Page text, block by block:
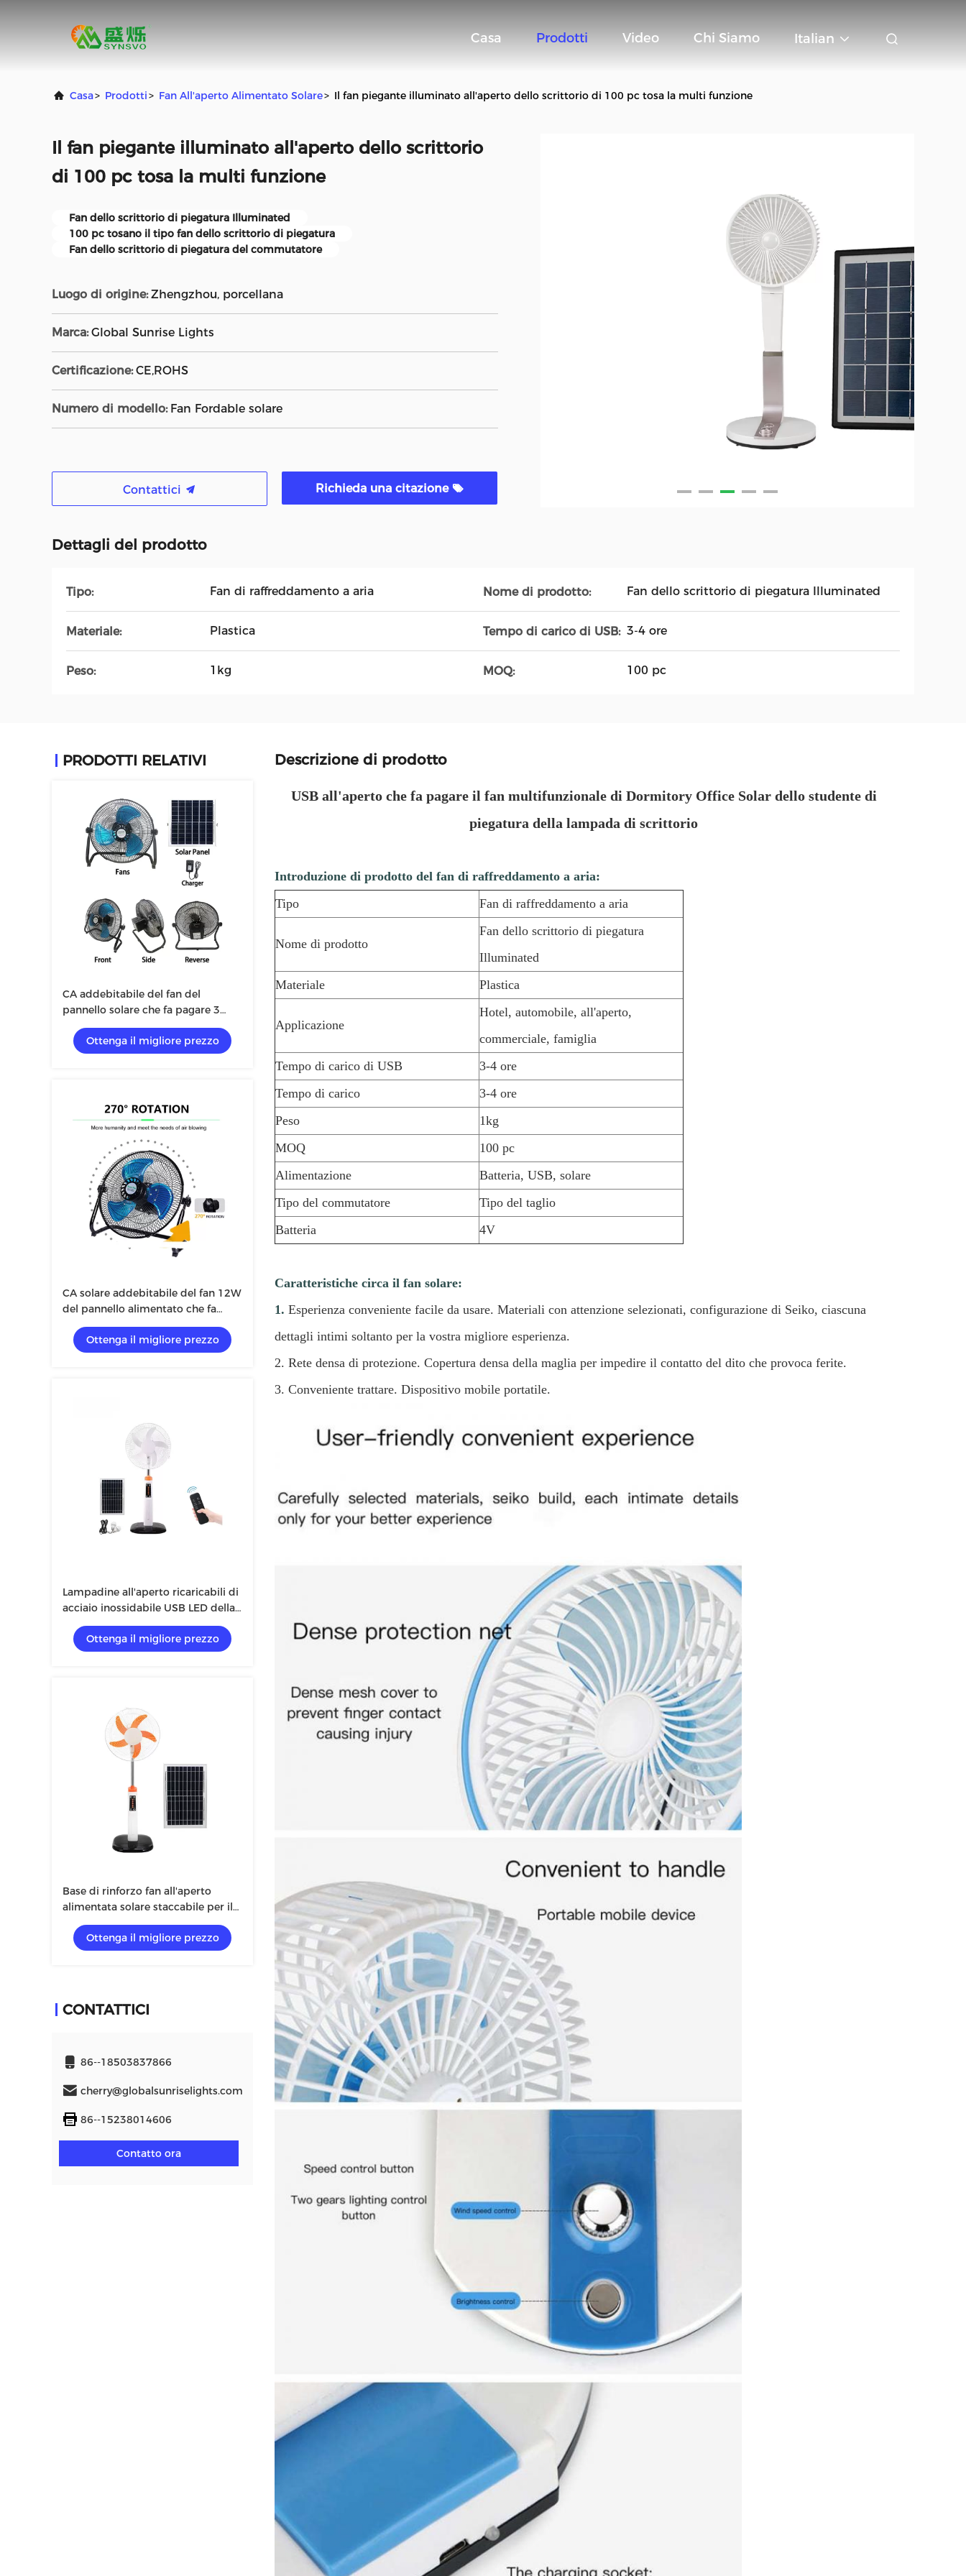
Casa Prodotti Video Chi Siamo Italian
Casa> Prodotti> Fan All'aperto Alimentato Solare> Il fan piegante illuminato all'aperto dello scrittorio di 100 pc tosa la multi funzione
Il fan piegante illuminato all'aperto dello scrittorio
di 100 pc tosa la multi funzione
Fan dello scrittorio di piegatura Illuminated
100 pc tosano il tipo fan dello scrittorio di piegatura
Fan dello scrittorio di piegatura del commutatore
Luogo di origine: Zhengzhou, porcellana
Marca: Global Sunrise Lights
Certificazione: CE,ROHS
Numero di modello: Fan Fordable solare
Contattici Richieda una citazione
Dettagli del prodotto
Tipo: Fan di raffreddamento a aria Nome di prodotto: Fan dello scrittorio di piegatura Illuminated
Materiale: Plastica Tempo di carico di USB: 3-4 ore
Peso: 1kg MOQ: 100 pc
PRODOTTI RELATIVI
CA addebitabile del fan del
pannello solare che fa pagare 3
durevolezza Eco amichevole
Ottenga il migliore prezzo
CA solare addebitabile del fan 12W
del pannello alimentato che fa
pagare 3 durevolezza Eco
amichevole
Ottenga il migliore prezzo
Lampadine all'aperto ricaricabili di
acciaio inossidabile USB LED della
griglia di protezione di sicurezza
del fan F13
Ottenga il migliore prezzo
Base di rinforzo fan all'aperto
alimentata solare staccabile per il
picnic all'aperto
Ottenga il migliore prezzo
CONTATTICI
86--18503837866
cherry@globalsunriselights.com
86--15238014606
Contatto ora
Descrizione di prodotto
USB all'aperto che fa pagare il fan multifunzionale di Dormitory Office Solar dello studente di
piegatura della lampada di scrittorio
Introduzione di prodotto del fan di raffreddamento a aria:
Tipo
Fan di raffreddamento a aria
Nome di prodotto
Fan dello scrittorio di piegatura
Illuminated
Materiale
Plastica
Applicazione
Hotel, automobile, all'aperto,
commerciale, famiglia
Tempo di carico di USB
3-4 ore
Tempo di carico
3-4 ore
Peso
1kg
MOQ
100 pc
Alimentazione
Batteria, USB, solare
Tipo del commutatore
Tipo del taglio
Batteria
4V
Caratteristiche circa il fan solare:
1. Esperienza conveniente facile da usare. Materiali con attenzione selezionati, configurazione di Seiko, ciascuna
dettagli intimi soltanto per la vostra migliore esperienza.
2. Rete densa di protezione. Copertura densa della maglia per impedire il contatto del dito che provoca ferite.
3. Conveniente trattare. Dispositivo mobile portatile.